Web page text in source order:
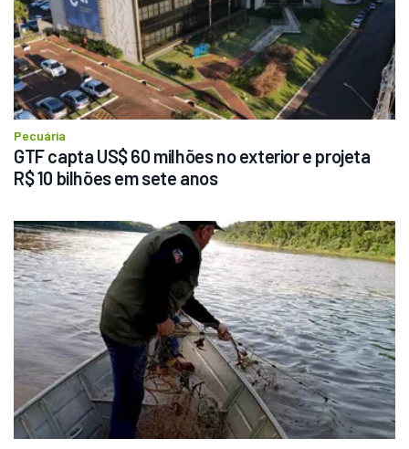
Pecuária
GTF capta US$ 60 milhões no exterior e projeta
R$ 10 bilhões em sete anos